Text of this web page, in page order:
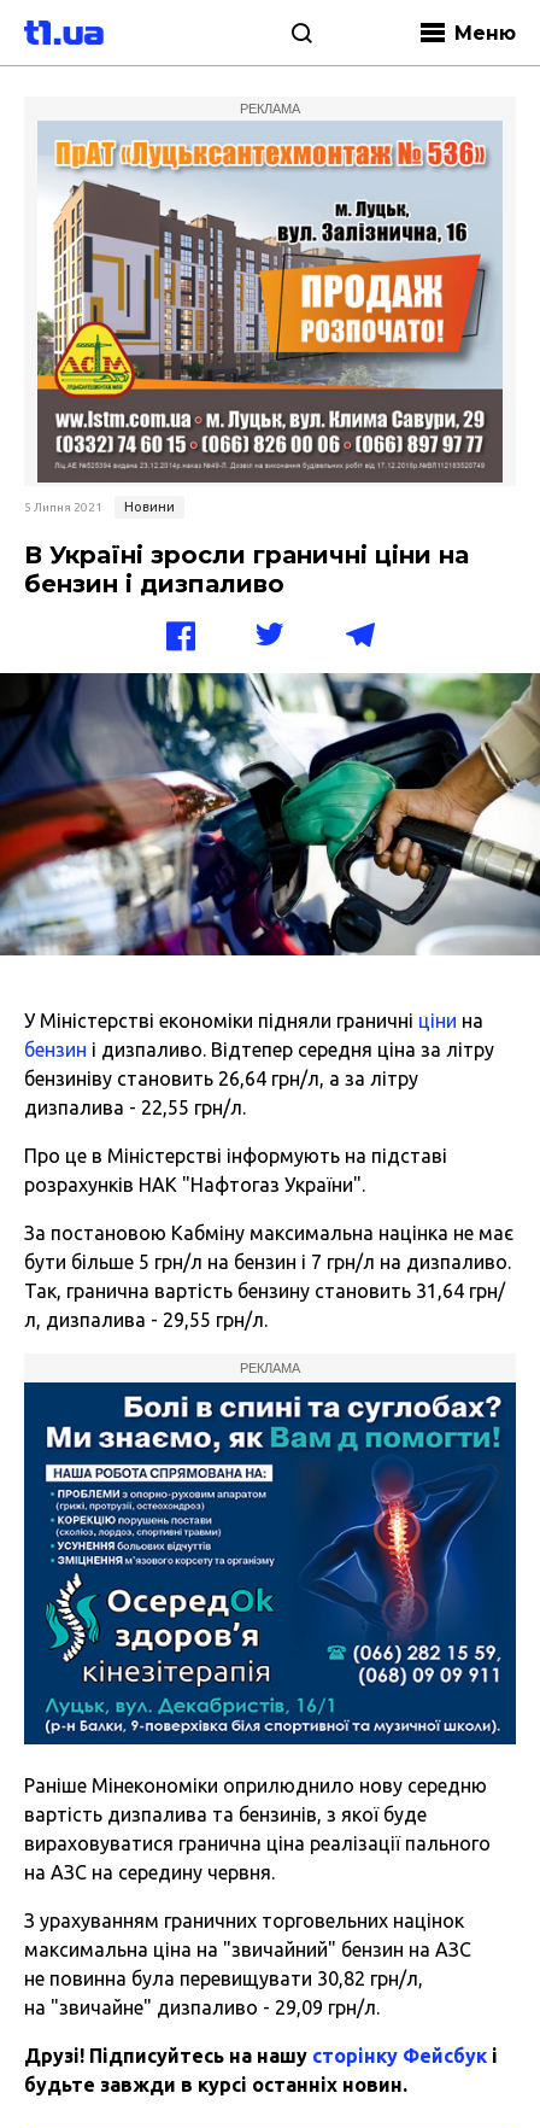
Меню
РЕКЛАМА
5 Липня 2021 Новини
В Україні зросли граничні ціни на
бензин і дизпаливо
У Міністерстві економіки підняли граничні ціни на
бензин і дизпаливо. Відтепер середня ціна за літру
бензиніву становить 26,64 грн/л, а за літру
дизпалива - 22,55 грн/л.
Про це в Міністерстві інформують на підставі
розрахунків НАК "Нафтогаз України".
За постановою Кабміну максимальна націнка не має
бути більше 5 грн/л на бензин і 7 грн/л на дизпаливо.
Так, гранична вартість бензину становить 31,64 грн/
л, дизпалива - 29,55 грн/л.
РЕКЛАМА
Раніше Мінекономіки оприлюднило нову середню
вартість дизпалива та бензинів, з якої буде
вираховуватися гранична ціна реалізації пального
на АЗС на середину червня.
З урахуванням граничних торговельних націнок
максимальна ціна на "звичайний" бензин на АЗС
не повинна була перевищувати 30,82 грн/л,
на "звичайне" дизпаливо - 29,09 грн/л.
Друзі! Підписуйтесь на нашу сторінку Фейсбук і
будьте завжди в курсі останніх новин.